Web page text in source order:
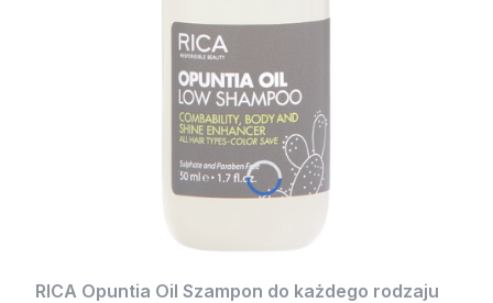
RICA Opuntia Oil Szampon do każdego rodzaju